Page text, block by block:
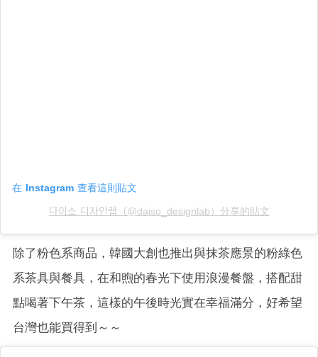
在 Instagram 查看這則貼文
다이소 디자인랩（@daiso_designlab）分享的貼文
除了粉色系商品，韓國大創也推出與抹茶應景的粉綠色
系茶具與餐具，在和煦的春光下使用浪漫餐盤，搭配甜
點喝著下午茶，這樣的午後時光實在幸福滿分，好希望
台灣也能買得到～～